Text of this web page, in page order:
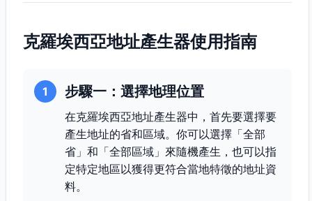
克羅埃西亞地址產生器使用指南
1 步驟一：選擇地理位置
在克羅埃西亞地址產生器中，首先要選擇要
產生地址的省和區域。你可以選擇「全部
省」和「全部區域」來隨機產生，也可以指
定特定地區以獲得更符合當地特徵的地址資
料。